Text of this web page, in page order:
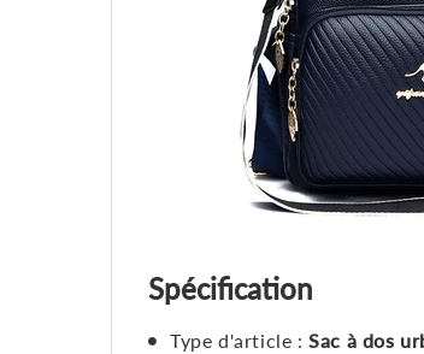
Spécification
Type d'article :Sac à dos